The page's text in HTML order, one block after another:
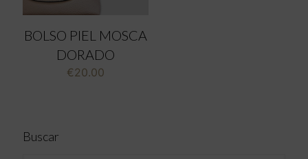
BOLSO PIEL MOSCA
DORADO
€20.00
Buscar